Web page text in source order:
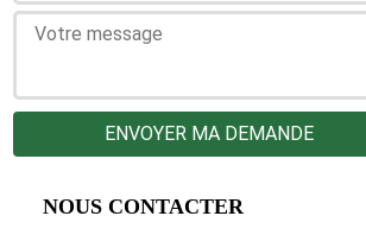
NOUS CONTACTER